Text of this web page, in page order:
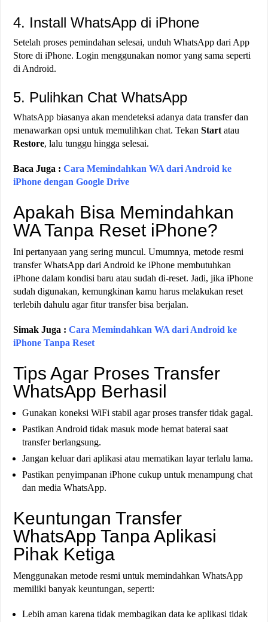
4. Install WhatsApp di iPhone
Setelah proses pemindahan selesai, unduh WhatsApp dari App
Store di iPhone. Login menggunakan nomor yang sama seperti
di Android.
5. Pulihkan Chat WhatsApp
WhatsApp biasanya akan mendeteksi adanya data transfer dan
menawarkan opsi untuk memulihkan chat. TekanStart atau
Restore, lalu tunggu hingga selesai.
Baca Juga :Cara Memindahkan WA dari Android ke
iPhone dengan Google Drive
Apakah Bisa Memindahkan
WA Tanpa Reset iPhone?
Ini pertanyaan yang sering muncul. Umumnya, metode resmi
transfer WhatsApp dari Android ke iPhone membutuhkan
iPhone dalam kondisi baru atau sudah di-reset. Jadi, jika iPhone
sudah digunakan, kemungkinan kamu harus melakukan reset
terlebih dahulu agar fitur transfer bisa berjalan.
Simak Juga :Cara Memindahkan WA dari Android ke
iPhone Tanpa Reset
Tips Agar Proses Transfer
WhatsApp Berhasil
Gunakan koneksi WiFi stabil agar proses transfer tidak gagal.
Pastikan Android tidak masuk mode hemat baterai saat
transfer berlangsung.
Jangan keluar dari aplikasi atau mematikan layar terlalu lama.
Pastikan penyimpanan iPhone cukup untuk menampung chat
dan media WhatsApp.
Keuntungan Transfer
WhatsApp Tanpa Aplikasi
Pihak Ketiga
Menggunakan metode resmi untuk memindahkan WhatsApp
memiliki banyak keuntungan, seperti:
Lebih aman karena tidak membagikan data ke aplikasi tidak